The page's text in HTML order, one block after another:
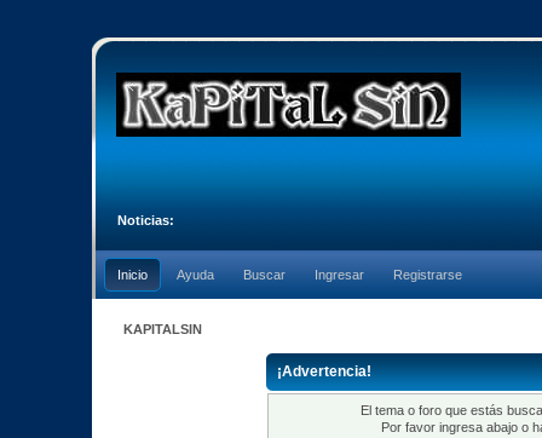
Noticias:
Inicio Ayuda Buscar Ingresar Registrarse
KAPITALSIN
¡Advertencia!
El tema o foro que estás
Por favor ingresa abajo o